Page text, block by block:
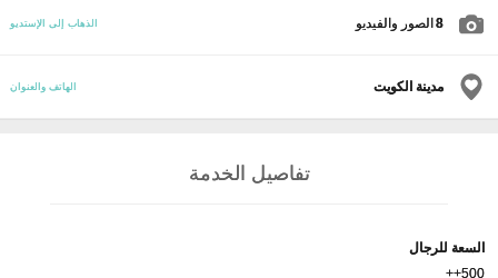
8 الصور والفيديو الذهاب إلى الإستديو
مدينة الكويت الهاتف والعنوان
تفاصيل الخدمة
السعة للرجال
500++